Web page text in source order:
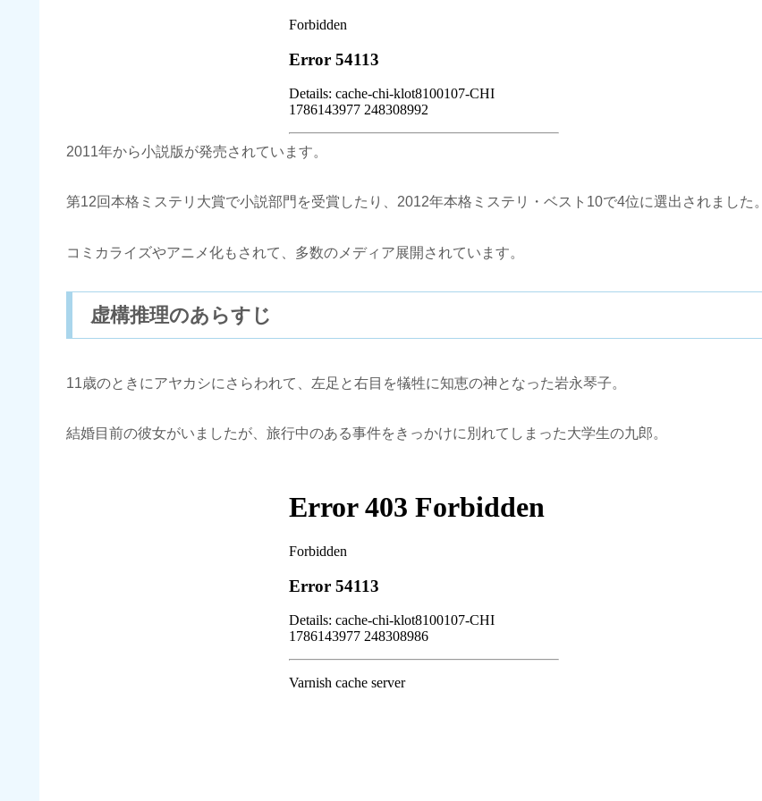
2011年から小説版が発売されています。
第12回本格ミステリ大賞で小説部門を受賞したり、2012年本格ミステリ・ベスト10で4位に選出されました。
コミカライズやアニメ化もされて、多数のメディア展開されています。
虚構推理のあらすじ
11歳のときにアヤカシにさらわれて、左足と右目を犠牲に知恵の神となった岩永琴子。
結婚目前の彼女がいましたが、旅行中のある事件をきっかけに別れてしまった大学生の九郎。